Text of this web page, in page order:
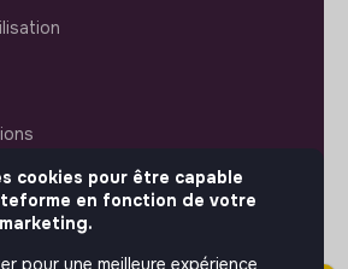
cookies
cookies pour être capable
en fonction de votre
pour une meilleure expérience